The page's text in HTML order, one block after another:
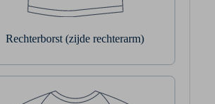
Rechterborst (zijde rechterarm)